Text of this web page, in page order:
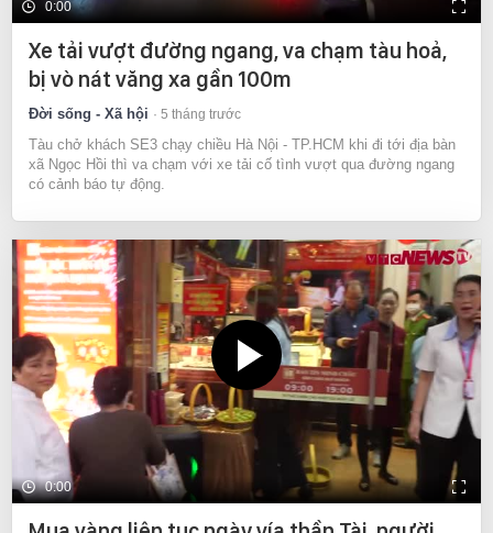
0:00
Xe tải vượt đường ngang, va chạm tàu hoả,
bị vò nát văng xa gần 100m
Đời sống - Xã hội 5 tháng trước
Tàu chở khách SE3 chạy chiều Hà Nội - TP.HCM khi đi tới địa bàn
xã Ngọc Hồi thì va chạm với xe tải cố tình vượt qua đường ngang
có cảnh báo tự động.
0:00